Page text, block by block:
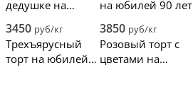
дедушке на
на юбилей 90 лет
3450 руб/кг
Трехъярусный
торт на юбилей
3850 руб/кг
Розовый торт с
цветами на